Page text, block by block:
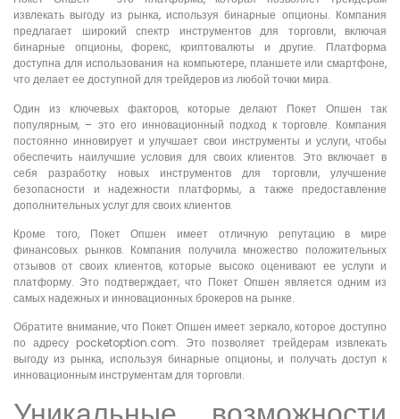
извлекать выгоду из рынка, используя бинарные опционы. Компания
предлагает широкий спектр инструментов для торговли, включая
бинарные опционы, форекс, криптовалюты и другие. Платформа
доступна для использования на компьютере, планшете или смартфоне,
что делает ее доступной для трейдеров из любой точки мира.
Один из ключевых факторов, которые делают Покет Опшен так
популярным, – это его инновационный подход к торговле. Компания
постоянно инновирует и улучшает свои инструменты и услуги, чтобы
обеспечить наилучшие условия для своих клиентов. Это включает в
себя разработку новых инструментов для торговли, улучшение
безопасности и надежности платформы, а также предоставление
дополнительных услуг для своих клиентов.
Кроме того, Покет Опшен имеет отличную репутацию в мире
финансовых рынков. Компания получила множество положительных
отзывов от своих клиентов, которые высоко оценивают ее услуги и
платформу. Это подтверждает, что Покет Опшен является одним из
самых надежных и инновационных брокеров на рынке.
Обратите внимание, что Покет Опшен имеет зеркало, которое доступно
по адресу pocketoption.com. Это позволяет трейдерам извлекать
выгоду из рынка, используя бинарные опционы, и получать доступ к
инновационным инструментам для торговли.